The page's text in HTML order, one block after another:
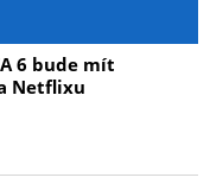
6 bude mít
Netflixu